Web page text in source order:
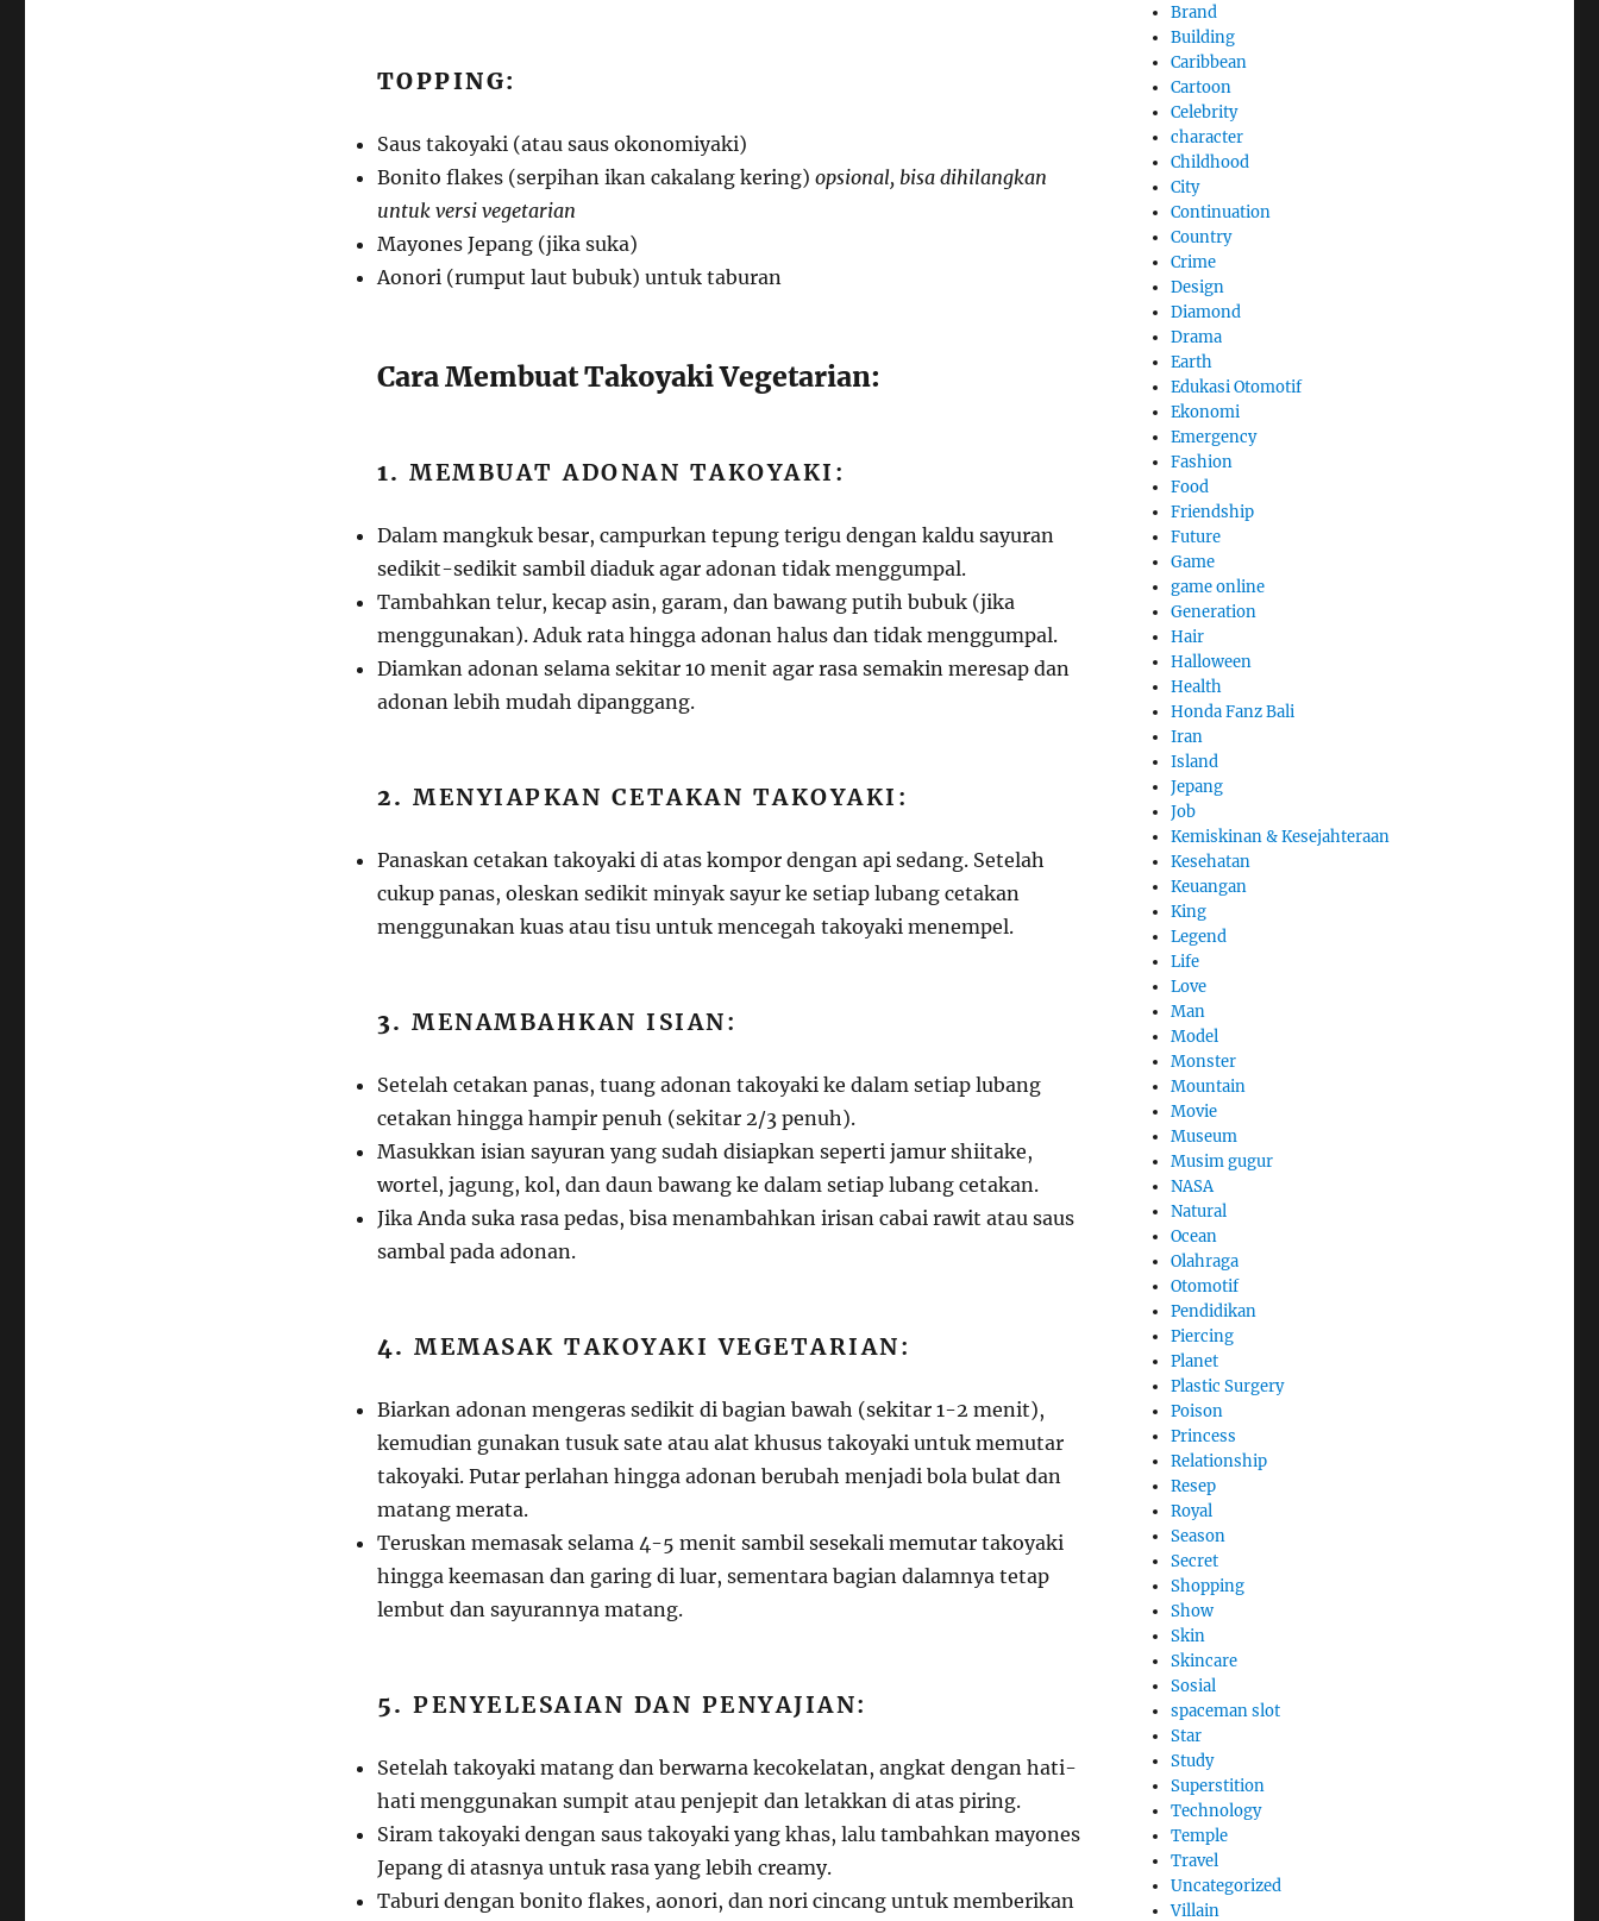
TOPPING:
Saus takoyaki (atau saus okonomiyaki)
Bonito flakes (serpihan ikan cakalang kering) opsional, bisa dihilangkan
untuk versi vegetarian
Mayones Jepang (jika suka)
Aonori (rumput laut bubuk) untuk taburan
Cara Membuat Takoyaki Vegetarian:
1.MEMBUAT ADONAN TAKOYAKI:
Dalam mangkuk besar, campurkan tepung terigu dengan kaldu sayuran
sedikit-sedikit sambil diaduk agar adonan tidak menggumpal.
Tambahkan telur, kecap asin, garam, dan bawang putih bubuk (jika
menggunakan). Aduk rata hingga adonan halus dan tidak menggumpal.
Diamkan adonan selama sekitar 10 menit agar rasa semakin meresap dan
adonan lebih mudah dipanggang.
2.MENYIAPKAN CETAKAN TAKOYAKI:
Panaskan cetakan takoyaki di atas kompor dengan api sedang. Setelah
cukup panas, oleskan sedikit minyak sayur ke setiap lubang cetakan
menggunakan kuas atau tisu untuk mencegah takoyaki menempel.
3.MENAMBAHKAN ISIAN:
Setelah cetakan panas, tuang adonan takoyaki ke dalam setiap lubang
cetakan hingga hampir penuh (sekitar 2/3 penuh).
Masukkan isian sayuran yang sudah disiapkan seperti jamur shiitake,
wortel, jagung, kol, dan daun bawang ke dalam setiap lubang cetakan.
Jika Anda suka rasa pedas, bisa menambahkan irisan cabai rawit atau saus
sambal pada adonan.
4.MEMASAK TAKOYAKI VEGETARIAN:
Biarkan adonan mengeras sedikit di bagian bawah (sekitar 1-2 menit),
kemudian gunakan tusuk sate atau alat khusus takoyaki untuk memutar
takoyaki. Putar perlahan hingga adonan berubah menjadi bola bulat dan
matang merata.
Teruskan memasak selama 4-5 menit sambil sesekali memutar takoyaki
hingga keemasan dan garing di luar, sementara bagian dalamnya tetap
lembut dan sayurannya matang.
5.PENYELESAIAN DAN PENYAJIAN:
Setelah takoyaki matang dan berwarna kecokelatan, angkat dengan hati-
hati menggunakan sumpit atau penjepit dan letakkan di atas piring.
Siram takoyaki dengan saus takoyaki yang khas, lalu tambahkan mayones
Jepang di atasnya untuk rasa yang lebih creamy.
Taburi dengan bonito flakes, aonori, dan nori cincang untuk memberikan
Brand
Building
Caribbean
Cartoon
Celebrity
character
Childhood
City
Continuation
Country
Crime
Design
Diamond
Drama
Earth
Edukasi Otomotif
Ekonomi
Emergency
Fashion
Food
Friendship
Future
Game
game online
Generation
Hair
Halloween
Health
Honda Fanz Bali
Iran
Island
Jepang
Job
Kemiskinan & Kesejahteraan
Kesehatan
Keuangan
King
Legend
Life
Love
Man
Model
Monster
Mountain
Movie
Museum
Musim gugur
NASA
Natural
Ocean
Olahraga
Otomotif
Pendidikan
Piercing
Planet
Plastic Surgery
Poison
Princess
Relationship
Resep
Royal
Season
Secret
Shopping
Show
Skin
Skincare
Sosial
spaceman slot
Star
Study
Superstition
Technology
Temple
Travel
Uncategorized
Villain